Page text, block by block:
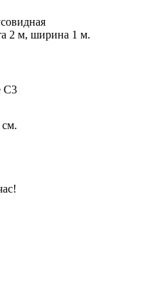
2 м, ширина 1 м.
C3
см.